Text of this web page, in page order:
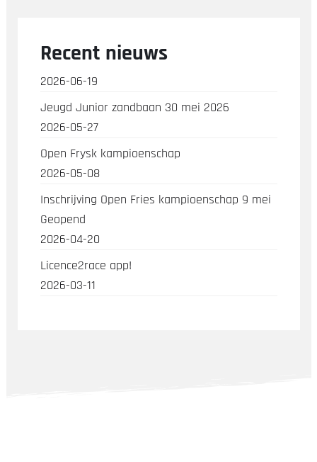
Recent nieuws
2026-06-19
Jeugd Junior zandbaan 30 mei 2026
2026-05-27
Open Frysk kampioenschap
2026-05-08
Inschrijving Open Fries kampioenschap 9 mei
Geopend
2026-04-20
Licence2race app!
2026-03-11